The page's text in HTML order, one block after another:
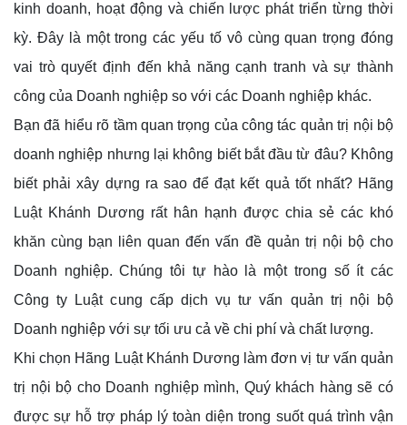
kinh doanh, hoạt động và chiến lược phát triển từng thời
kỳ. Đây là một trong các yếu tố vô cùng quan trọng đóng
vai trò quyết định đến khả năng cạnh tranh và sự thành
công của Doanh nghiệp so với các Doanh nghiệp khác.
Bạn đã hiểu rõ tầm quan trọng của công tác quản trị nội bộ
doanh nghiệp nhưng lại không biết bắt đầu từ đâu? Không
biết phải xây dựng ra sao để đạt kết quả tốt nhất? Hãng
Luật Khánh Dương rất hân hạnh được chia sẻ các khó
khăn cùng bạn liên quan đến vấn đề quản trị nội bộ cho
Doanh nghiệp. Chúng tôi tự hào là một trong số ít các
Công ty Luật cung cấp dịch vụ tư vấn quản trị nội bộ
Doanh nghiệp với sự tối ưu cả về chi phí và chất lượng.
Khi chọn Hãng Luật Khánh Dương làm đơn vị tư vấn quản
trị nội bộ cho Doanh nghiệp mình, Quý khách hàng sẽ có
được sự hỗ trợ pháp lý toàn diện trong suốt quá trình vận